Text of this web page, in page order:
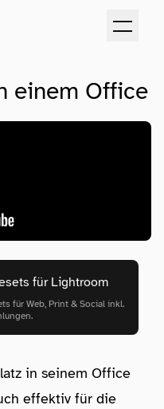
einem Office
für Lightroom
für Web, Print & Social inkl.
in seinem Office
effektiv für die